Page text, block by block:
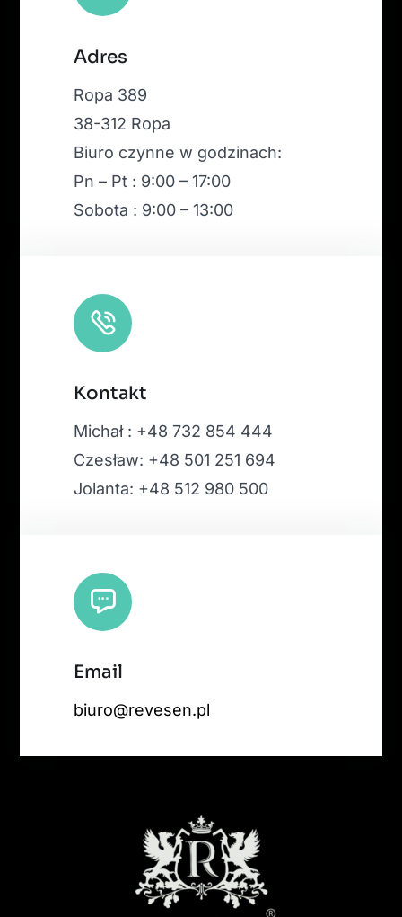
|Map tiles by
OpenStreetMap, under ODbL.
Adres
Ropa 389
38-312 Ropa
Biuro czynne w godzinach:
Pn – Pt : 9:00 – 17:00
Sobota : 9:00 – 13:00
Kontakt
Michał : +48 732 854 444
Czesław: +48 501 251 694
Jolanta: +48 512 980 500
Email
biuro@revesen.pl